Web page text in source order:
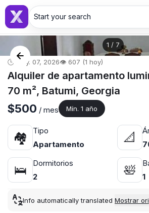
Start your search
1 / 7
🕒 may. 07, 2026👁️ 607 (1 hoy)
Alquiler de apartamento
70 m², Batumi, Georgia
$500 / mes Mín. 1 año
🏘
Tipo
Apartamento
📐
🛌
Dormitorios
2
🛀
1
Info automatically translated Mostrar